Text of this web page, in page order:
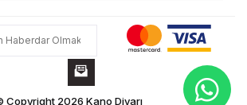
Copyright 2026 Kano Diyarı